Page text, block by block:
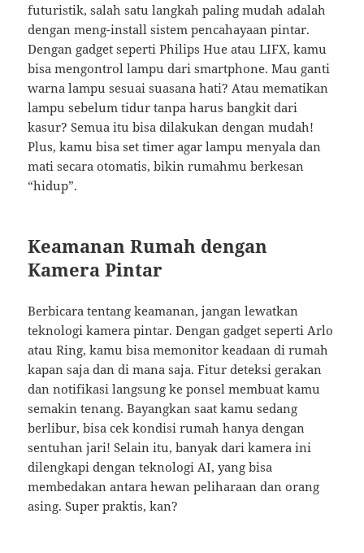
futuristik, salah satu langkah paling mudah adalah
dengan meng-install sistem pencahayaan pintar.
Dengan gadget seperti Philips Hue atau LIFX, kamu
bisa mengontrol lampu dari smartphone. Mau ganti
warna lampu sesuai suasana hati? Atau mematikan
lampu sebelum tidur tanpa harus bangkit dari
kasur? Semua itu bisa dilakukan dengan mudah!
Plus, kamu bisa set timer agar lampu menyala dan
mati secara otomatis, bikin rumahmu berkesan
“hidup”.
Keamanan Rumah dengan
Kamera Pintar
Berbicara tentang keamanan, jangan lewatkan
teknologi kamera pintar. Dengan gadget seperti Arlo
atau Ring, kamu bisa memonitor keadaan di rumah
kapan saja dan di mana saja. Fitur deteksi gerakan
dan notifikasi langsung ke ponsel membuat kamu
semakin tenang. Bayangkan saat kamu sedang
berlibur, bisa cek kondisi rumah hanya dengan
sentuhan jari! Selain itu, banyak dari kamera ini
dilengkapi dengan teknologi AI, yang bisa
membedakan antara hewan peliharaan dan orang
asing. Super praktis, kan?